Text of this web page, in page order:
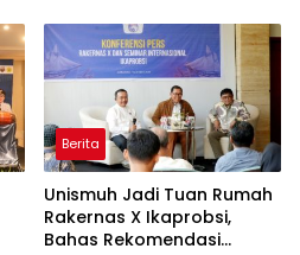
Berita
Unismuh Jadi Tuan Rumah
Rakernas X Ikaprobsi,
Bahas Rekomendasi